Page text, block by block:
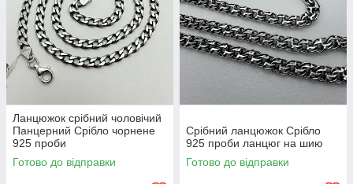
Ланцюжок срібний чоловічий
Панцерний Срібло чорнене
925 проби
Готово до відправки
Срібний ланцюжок Срібло
925 проби ланцюг на шию
Готово до відправки